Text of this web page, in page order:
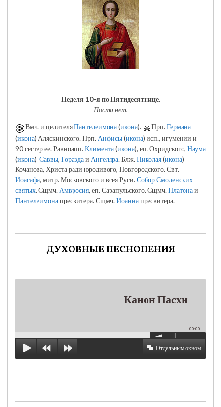
Неделя 10-я по Пятидесятнице.
Поста нет.
Вмч. и целителяПантелеимона(икона). Прп.Германа
(икона) Аляскинского. Прп.Анфисы(икона) исп., игумении и
90 сестер ее. Равноапп.Климента(икона), еп. Охридского, Наума
(икона), Саввы, Гораздаи Ангеляра. Блж.Николая(икона)
Кочанова, Христа ради юродивого, Новгородского. Свт.
Иоасафа, митр. Московского и всея Руси.Собор Смоленских
святых. Сщмч.Амвросия, еп. Сарапульского. Сщмч.Платонаи
Пантелеимонапресвитера. Сщмч.Иоаннапресвитера.
ДУХОВНЫЕ ПЕСНОПЕНИЯ
Канон Пасхи
00:00
Отдельным окном